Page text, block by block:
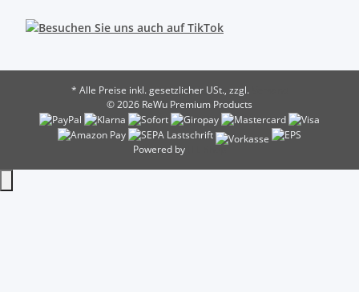
* Alle Preise inkl. gesetzlicher USt., zzgl.
© 2026 ReWu Premium Products
Powered by JTL-Shop